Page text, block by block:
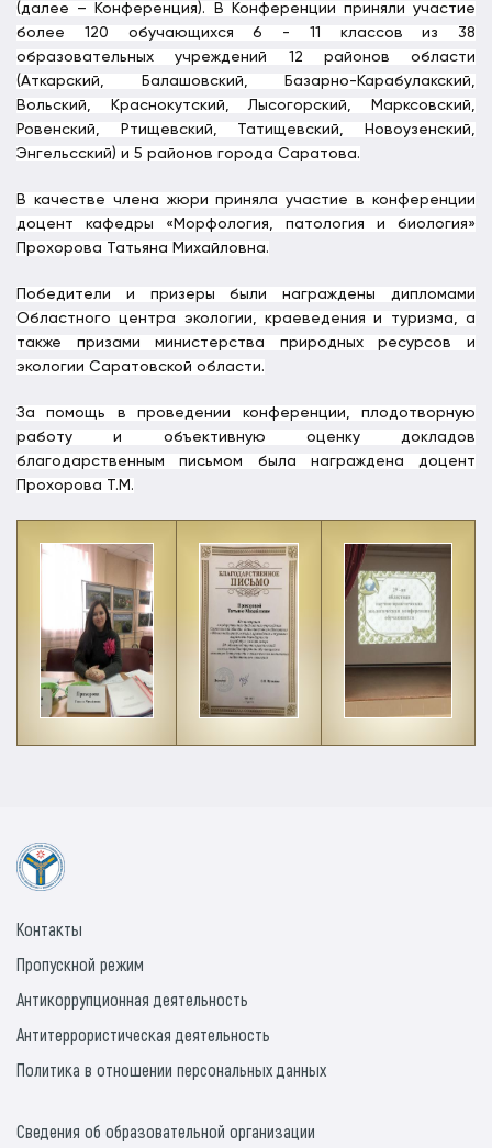
(далее – Конференция). В Конференции приняли участие
более 120 обучающихся 6 - 11 классов из 38
образовательных учреждений 12 районов области
(Аткарский, Балашовский, Базарно-Карабулакский,
Вольский, Краснокутский, Лысогорский, Марксовский,
Ровенский, Ртищевский, Татищевский, Новоузенский,
Энгельсский) и 5 районов города Саратова.
В качестве члена жюри приняла участие в конференции
доцент кафедры «Морфология, патология и биология»
Прохорова Татьяна Михайловна.
Победители и призеры были награждены дипломами
Областного центра экологии, краеведения и туризма, а
также призами министерства природных ресурсов и
экологии Саратовской области.
За помощь в проведении конференции, плодотворную
работу и объективную оценку докладов
благодарственным письмом была награждена доцент
Прохорова Т.М.
Контакты
Пропускной режим
Антикоррупционная деятельность
Антитеррористическая деятельность
Политика в отношении персональных данных
Сведения об образовательной организации